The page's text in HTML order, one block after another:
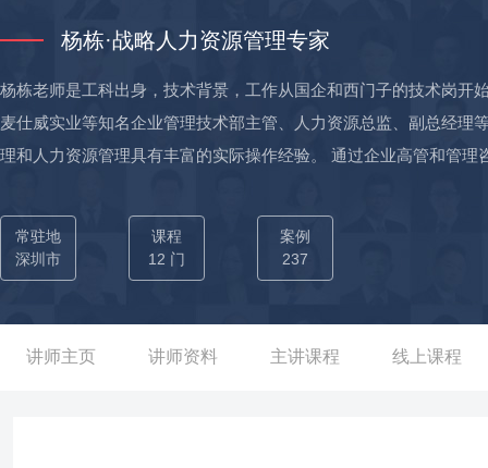
杨栋·战略人力资源管理专家
杨栋老师是工科出身，技术背景，工作从国企和西门子的技术岗开
麦仕威实业等知名企业管理技术部主管、人力资源总监、副总经理
理和人力资源管理具有丰富的实际操作经验。 通过企业高管和管
既有战略高度又能到基层落地执行，善于解决绩效考核中量化数据
常驻地
深圳市
课程
12 门
案例
237
讲师主页 讲师资料 主讲课程 线上课程